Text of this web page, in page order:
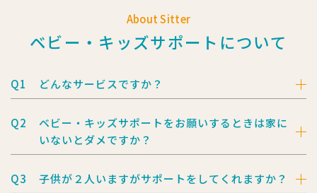
About Sitter
ベビー・キッズサポートについて
Q1 どんなサービスですか？
Q2
ベビー・キッズサポートをお願いするときは家に
いないとダメですか？
Q3 子供が２人いますがサポートをしてくれますか？